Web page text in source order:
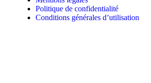
Politique de confidentialité
Conditions générales d’utilisation